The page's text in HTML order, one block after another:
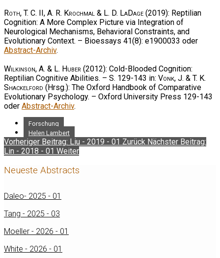
Roth, T. C. II, A. R. Krochmal & L. D. LaDage (2019): Reptilian
Cognition: A More Complex Picture via Integration of
Neurological Mechanisms, Behavioral Constraints, and
Evolutionary Context. – Bioessays 41(8): e1900033 oder
Abstract-Archiv.
Wilkinson, A. & L. Huber (2012): Cold-Blooded Cognition:
Reptilian Cognitive Abilities. – S. 129-143 in: Vonk, J. & T. K.
Shackelford (Hrsg.): The Oxford Handbook of Comparative
Evolutionary Psychology. – Oxford University Press 129-143
oder Abstract-Archiv.
Forschung
Helen Lambert
Vorheriger Beitrag: Liu - 2019 - 01 Zurück Nächster Beitrag:
Lin - 2018 - 01 Weiter
Neueste Abstracts
Daleo- 2025 - 01
Tang - 2025 - 03
Moeller - 2026 - 01
White - 2026 - 01